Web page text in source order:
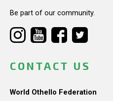
Be part of our community.
CONTACT US
World Othello Federation